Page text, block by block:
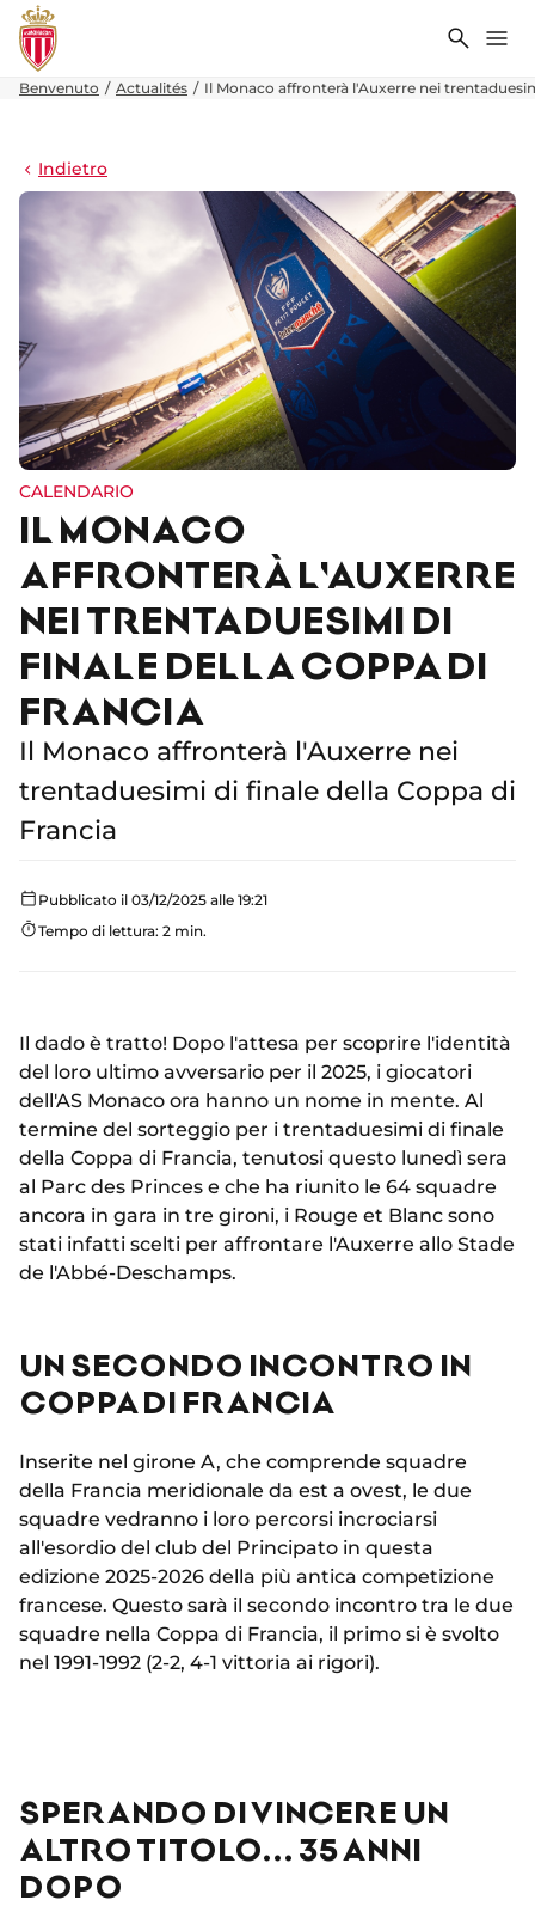
Ricerca
Benvenuto Actualités Il Monaco affronterà l'Auxerre nei
Indietro
CALENDARIO
IL MONACO
AFFRONTERÀ L'AUXERRE
NEI TRENTADUESIMI DI
FINALE DELLA COPPA DI
FRANCIA
Il Monaco affronterà l'Auxerre nei
trentaduesimi di finale della Coppa di
Francia
Pubblicato il 03/12/2025 alle 19:21
Tempo di lettura: 2 min.
Il dado è tratto! Dopo l'attesa per scoprire l'identità
del loro ultimo avversario per il 2025, i giocatori
dell'AS Monaco ora hanno un nome in mente. Al
termine del sorteggio per i trentaduesimi di finale
della Coppa di Francia, tenutosi questo lunedì sera
al Parc des Princes e che ha riunito le 64 squadre
ancora in gara in tre gironi, i Rouge et Blanc sono
stati infatti scelti per affrontare l'Auxerre allo Stade
de l'Abbé-Deschamps.
UN SECONDO INCONTRO IN
COPPA DI FRANCIA
Inserite nel girone A, che comprende squadre
della Francia meridionale da est a ovest, le due
squadre vedranno i loro percorsi incrociarsi
all'esordio del club del Principato in questa
edizione 2025-2026 della più antica competizione
francese. Questo sarà il secondo incontro tra le due
squadre nella Coppa di Francia, il primo si è svolto
nel 1991-1992 (2-2, 4-1 vittoria ai rigori).
SPERANDO DI VINCERE UN
ALTRO TITOLO... 35 ANNI
DOPO